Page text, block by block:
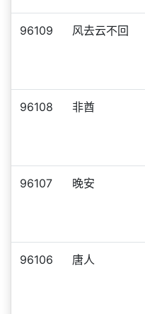
96109 风去云不回
96108 非酋
96107 晚安
96106 唐人